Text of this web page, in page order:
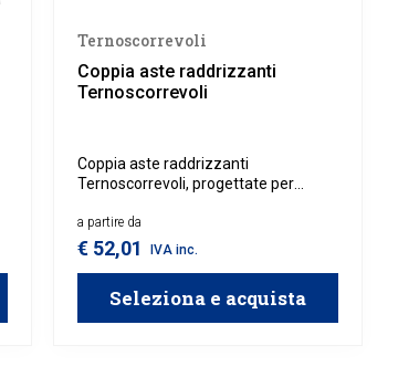
Ternoscorrevoli
Coppia aste raddrizzanti
Ternoscorrevoli
Coppia aste raddrizzanti
Ternoscorrevoli, progettate per
deformazioni delle ante scorrevoli in
legno. Assicura un allineamento
ottimale, migliorando sia la stabilità
scorrimento.
a partire da
€ 52,01 IVA inc.
Seleziona e acquista